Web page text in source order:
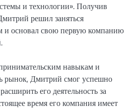
и технологии». Получив
решил заняться
и основал свою первую компанию
навыкам и
рынок, Дмитрий смог успешно
его деятельность за
время его компания имеет